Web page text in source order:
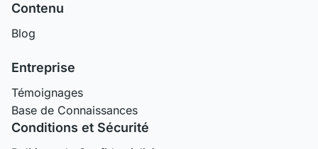
Contenu
Blog
Entreprise
Témoignages
Base de Connaissances
Conditions et Sécurité